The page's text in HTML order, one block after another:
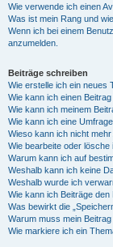
Wie verwende ich einen
Was ist mein Rang und
Wenn ich bei einem
anzumelden.
Beiträge schreiben
Wie erstelle ich ein neues
Wie kann ich einen
Wie kann ich meinem
Wie kann ich eine
Wieso kann ich nicht
Wie bearbeite oder lösche
Warum kann ich auf
Weshalb kann ich keine
Weshalb wurde ich
Wie kann ich Beiträge
Was bewirkt die
Warum muss mein
Wie markiere ich ein